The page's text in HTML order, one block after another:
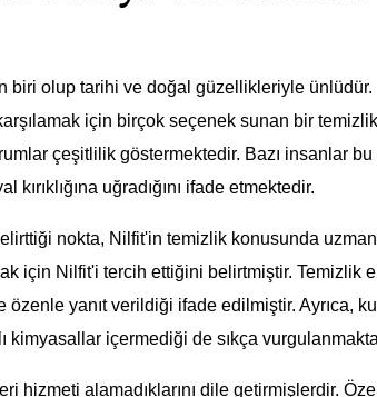
biri olup tarihi ve doğal güzellikleriyle ünlüdür.
için birçok seçenek sunan bir
çeşitlilik göstermektedir. Bazı insanlar
uğradığını ifade etmektedir.
nokta, Nilfit'in temizlik konusunda
için Nilfit'i tercih ettiğini belirtmiştir. Temizlik
özenle yanıt verildiği ifade edilmiştir. Ayrıca,
içermediği de sıkça
hizmeti alamadıklarını dile getirmişlerdir.